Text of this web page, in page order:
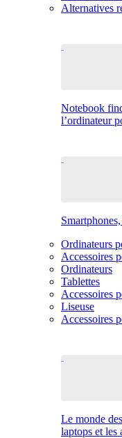
Alternatives
Notebook
l’ordinateur
Ordinateurs
Accessoires
Ordinateurs
Tablettes
Accessoires
Liseuse
Accessoires
Le monde
laptops et les